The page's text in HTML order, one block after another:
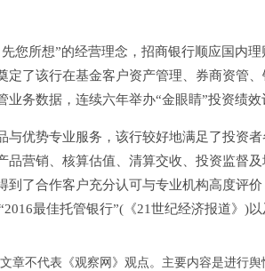
所想”的经营理念，招商银行顺应国内理
定了该行在基金客户资产管理、券商资管
业务数据，连续六年举办“金眼睛”投资绩
优势专业服务，该行较好地满足了投资者
品营销、核算估值、清算交收、投资监督
到了合作客户充分认可与专业机构高度评
最佳托管银行”(《21世纪经济报道》)
章不代表《观察网》观点。主要内容是进行